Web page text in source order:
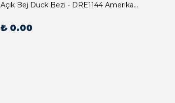
Açık Bej Duck Bezi - DRE1144 Amerikan Servis
₺ 0.00